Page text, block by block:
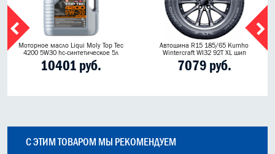
Моторное масло Liqui Moly Top Tec
4200 5W30 hc-синтетическое 5л
10401 руб.
Автошина R15 185/65 Kumho
Wintercraft WI32 92T XL шип
7079 руб.
С ЭТИМ ТОВАРОМ МЫ РЕКОМЕНДУЕМ